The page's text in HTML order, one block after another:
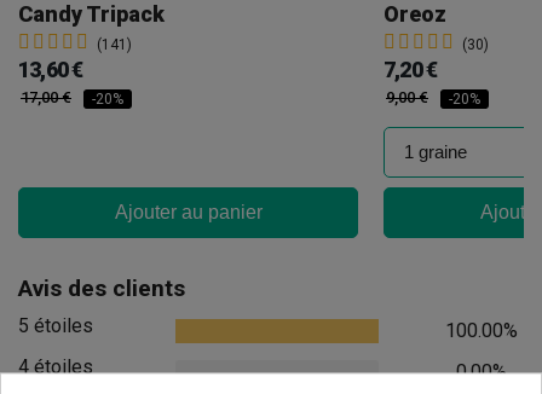
Candy Tripack
(141)
13,60 €
17,00 € -20%
Ajouter au panier
Oreoz
(30)
7,20 €
9,00 € -20%
Avis des clients
5 étoiles
100.00%
4 étoiles
0.00%